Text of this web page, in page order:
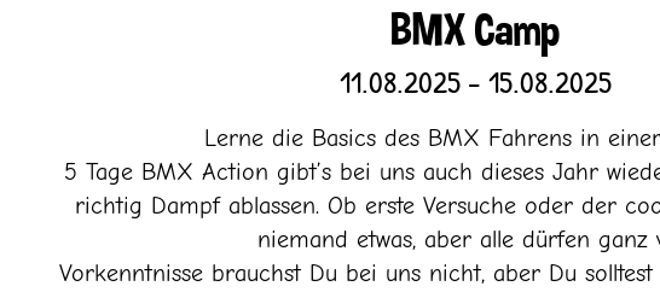
BMX Camp
11.08.2025 - 15.08.2025
Lerne die Basics des BMX Fahrens in
5 Tage BMX Action gibt’s bei uns auch dieses Jahr
richtig Dampf ablassen. Ob erste Versuche oder der
niemand etwas, aber alle dürfen ganz
Vorkenntnisse brauchst Du bei uns nicht, aber Du